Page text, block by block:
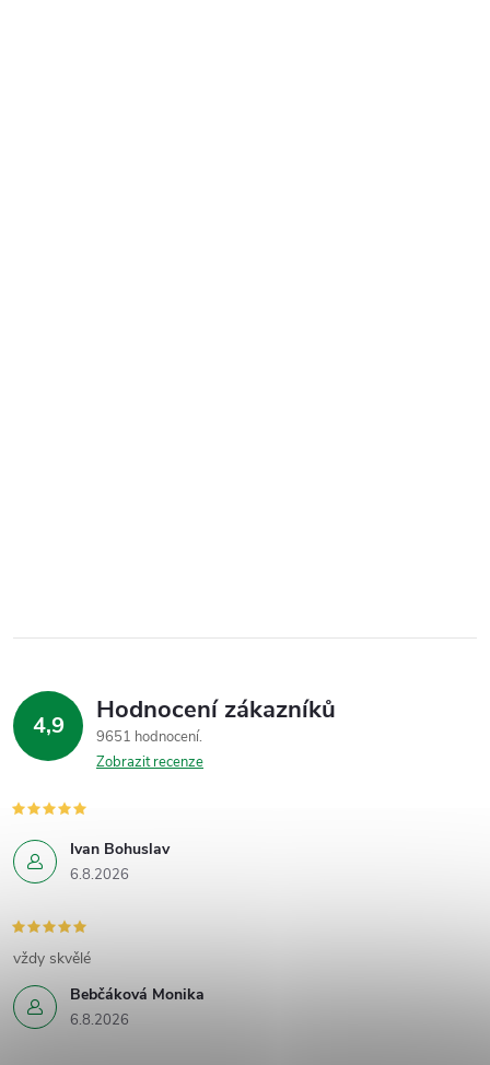
4,9 Hodnocení zákazníků
9651 hodnocení
Zobrazit recenze
Ivan Bohuslav
6.8.2026
Bebčáková Monika
6.8.2026
vždy skvělé